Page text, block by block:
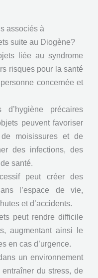
associés à
suite au Diogène?
liée au syndrome
risques pour la santé
concernée et
d’hygiène précaires
peuvent favoriser
moisissures et de
des infections, des
santé.
peut créer des
l’espace de vie,
et d’accidents.
peut rendre difficile
augmentant ainsi le
en cas d’urgence.
un environnement
du stress, de